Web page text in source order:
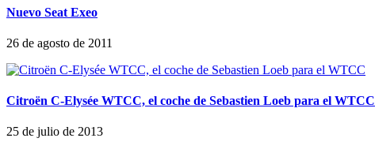
Nuevo Seat Exeo
26 de agosto de 2011
Citroën C-Elysée WTCC, el coche de Sebastien Loeb para el WTCC
25 de julio de 2013